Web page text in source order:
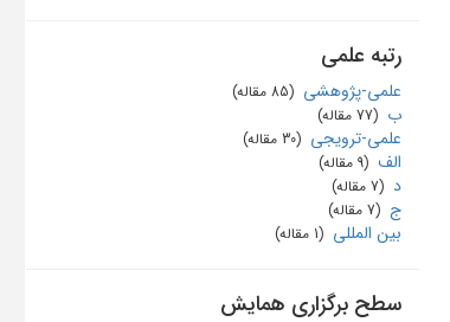
رتبه علمی
علمی-پژوهشی ‏ (85 مقاله)
ب ‏ (77 مقاله)
علمی-ترویجی ‏ (30 مقاله)
الف ‏ (9 مقاله)
د ‏ (7 مقاله)
ج ‏ (7 مقاله)
بین المللی ‏ (1 مقاله)
سطح برگزاری همایش